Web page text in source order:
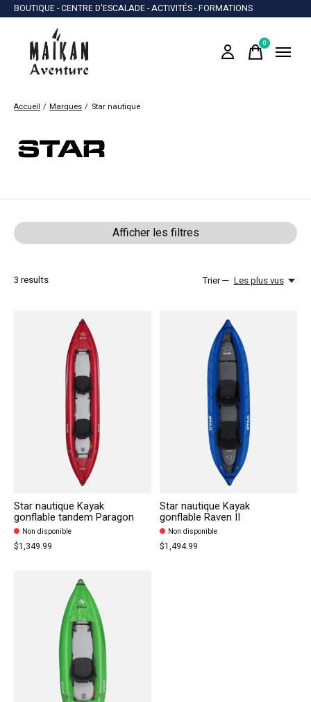
BOUTIQUE - CENTRE D'ESCALADE - ACTIVITÉS - FORMATIONS
0items
Accueil / Marques / Star nautique
Star nautique
Afficher les filtres
3 results Trier — Les plus vus
Star nautique Kayak
gonflable tandem Paragon
Non disponible
$1,349.99
Star nautique Kayak
gonflable Raven II
Non disponible
$1,494.99